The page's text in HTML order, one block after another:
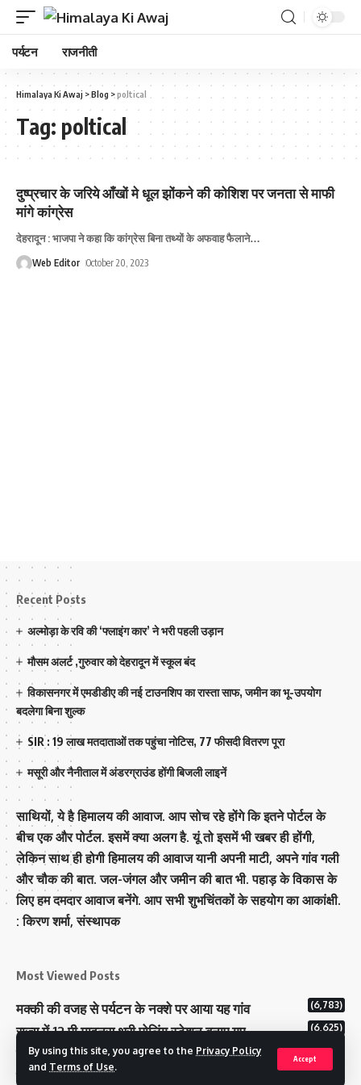
By using this site, you agree to the Privacy Policy
and Terms of Use.
Accept
पर्यटन राजनीती
Himalaya Ki Awaj >Blog >poltical
Tag: poltical
दुष्प्रचार के जरिये आँखों मे धूल झोंकने की कोशिश पर जनता से माफी
मांगे कांग्रेस
देहरादून : भाजपा ने कहा कि कांग्रेस बिना तथ्यों के अफवाह फैलाने…
Web Editor October 20, 2023
Recent Posts
अल्मोड़ा के रवि की ‘फ्लाइंग कार’ ने भरी पहली उड़ान
मौसम अलर्ट ,गुरुवार को देहरादून में स्कूल बंद
विकासनगर में एमडीडीए की नई टाउनशिप का रास्ता साफ, जमीन का भू-उपयोग
बदलेगा बिना शुल्क
SIR : 19 लाख मतदाताओं तक पहुंचा नोटिस, 77 फीसदी वितरण पूरा
मसूरी और नैनीताल में अंडरग्राउंड होंगी बिजली लाइनें
साथियों, ये है हिमालय की आवाज. आप सोच रहे होंगे कि इतने पोर्टल के
बीच एक और पोर्टल. इसमें क्या अलग है. यूं तो इसमें भी खबर ही होंगी,
लेकिन साथ ही होगी हिमालय की आवाज यानी अपनी माटी, अपने गांव गली
और चौक की बात. जल-जंगल और जमीन की बात भी. पहाड़ के विकास के
लिए हम दमदार आवाज बनेंगे. आप सभी शुभचिंतकों के सहयोग का आकांक्षी.
: किरण शर्मा, संस्‍थापक
Most Viewed Posts
मक्‍की की वजह से पर्यटन के नक्‍शे पर आया यह गांव (6,783)
राज्य में 12 पी माइनस थ्री पोलिंग स्टेशन बनाए गए (6,625)
टिहरी राजपरिवार के पास 200 करोड से अधिक की संपत्ति (5,122)
कम मतदान प्रतिशत वाले बूथों पर जनजागरूकता में जुटा चुनाव आयोग